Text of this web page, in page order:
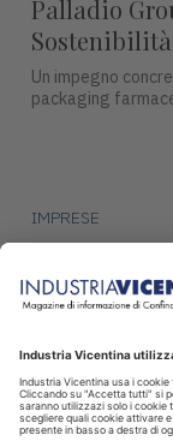
Palladio
Sostenibilità
Un impegno
packaging
IMPRESE
dentistico
intelligenti per il